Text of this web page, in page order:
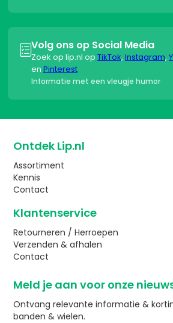
Volg ons op Social Media
Zoek op lip.nl op TikTok, Instagram,
en Pinterest
Informatie met een vleugje humor
Ontdek Lip.nl
Assortiment
Kennis
Contact
Klantenservice
Retourneren / Herroepen
Verzenden & afhalen
Contact
Meld je aan voor onze
Ontvang relevante informatie &
banden & wielen.